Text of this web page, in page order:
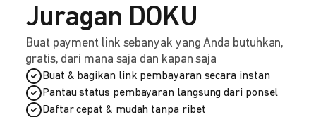
Juragan DOKU
Buat payment link sebanyak yang Anda butuhkan,
gratis, dari mana saja dan kapan saja
Buat & bagikan link pembayaran secara instan
Pantau status pembayaran langsung dari ponsel
Daftar cepat & mudah tanpa ribet